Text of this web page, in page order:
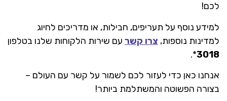
לכם!
למידע נוסף על תעריפים, חבילות, או מדריכים לחיוג
למדינות נוספות, צרו קשר עם שירות הלקוחות שלנו בטלפון
3018
*.
אנחנו כאן כדי לעזור לכם לשמור על קשר עם העולם –
בצורה הפשוטה והמשתלמת ביותר!